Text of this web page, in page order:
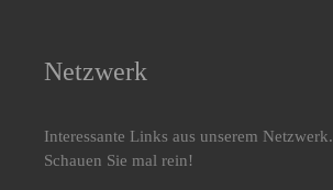
Netzwerk
Interessante Links aus unserem Netzwerk.
Schauen Sie mal rein!